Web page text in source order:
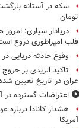
تومان
دریادار سیاری:
قلب امپراطوری دروغ
وقوع حادثه دریایی
تاکید الزیدی بر
عراق در تاریخ تعیین
اعتراضات گسترده
آمریکا